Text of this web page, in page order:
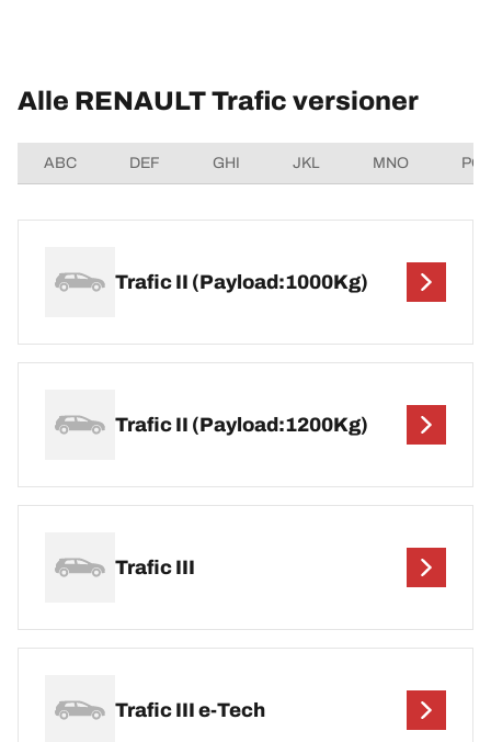
Alle RENAULT Trafic versioner
ABC DEF GHI JKL MNO
Trafic II (Payload:1000Kg)
Trafic II (Payload:1200Kg)
Trafic III
Trafic III e-Tech